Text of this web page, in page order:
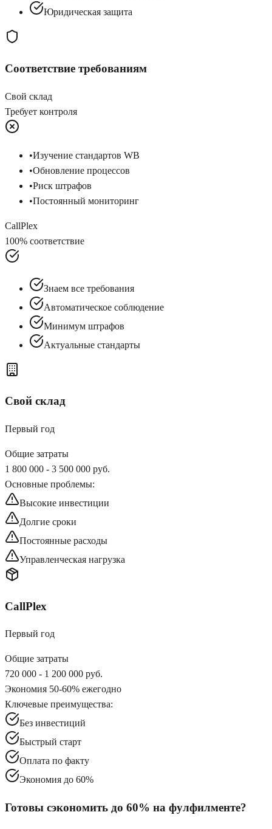
Юридическая защита
Соответствие требованиям
Свой склад
Требует контроля
•Изучение стандартов WB
•Обновление процессов
•Риск штрафов
•Постоянный мониторинг
CallPlex
100% соответствие
Знаем все требования
Автоматическое соблюдение
Минимум штрафов
Актуальные стандарты
Свой склад
Первый год
Общие затраты
1 800 000 - 3 500 000 руб.
Основные проблемы:
Высокие инвестиции
Долгие сроки
Постоянные расходы
Управленческая нагрузка
CallPlex
Первый год
Общие затраты
720 000 - 1 200 000 руб.
Экономия 50-60% ежегодно
Ключевые преимущества:
Без инвестиций
Быстрый старт
Оплата по факту
Экономия до 60%
Готовы сэкономить до 60% на фулфилменте?